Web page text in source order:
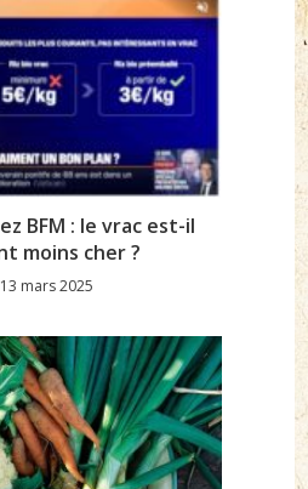
BFM : le vrac est-il
moins cher ?
13 mars 2025